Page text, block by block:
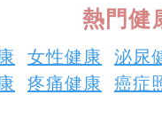
熱門健
女性健康 泌尿
疼痛健康 癌症